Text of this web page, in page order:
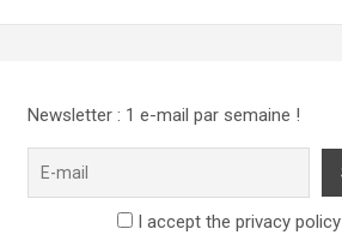
Newsletter : 1 e-mail par semaine !
I accept the privacy policy